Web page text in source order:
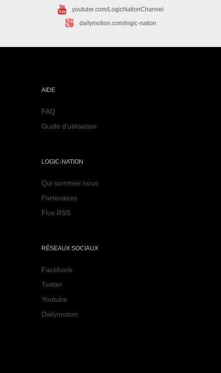
youtube.com/LogicNationChannel
dailymotion.com/logic-nation
AIDE
FAQ
Guide d'utilisation
LOGIC-NATION
Qui sommes nous
Partenaires
Flux RSS
RÉSEAUX SOCIAUX
Facebook
Twitter
Youtube
Dailymotion